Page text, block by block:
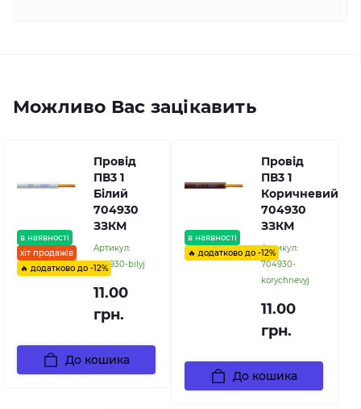
Можливо Вас зацікавить
в наявності
хіт продажів
🔥 додатково до -12%
Провід
ПВ3 1
Білий
704930
ЗЗКМ
Артикул:
704930-bilyj
11.00
грн.
До кошика
в наявності
🔥 додатково до -12%
Провід
ПВ3 1
Коричневий
704930
ЗЗКМ
Артикул:
704930-
korychnevyj
11.00
грн.
До кошика